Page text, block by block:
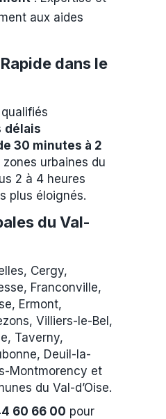
aux aides
dans le
délais
30 minutes à 2
zones urbaines du
2 à 4 heures
plus éloignés.
du Val-
Cergy,
Franconville,
Ermont,
Villiers-le-Bel,
Taverny,
Deuil-la-
Montmorency et
du Val-d’Oise.
60 66 00 pour